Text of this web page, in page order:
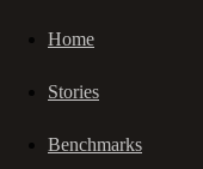
Home
Stories
Benchmarks